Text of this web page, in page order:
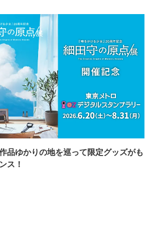
品ゆかりの地を巡って限定グッズがも
ス！